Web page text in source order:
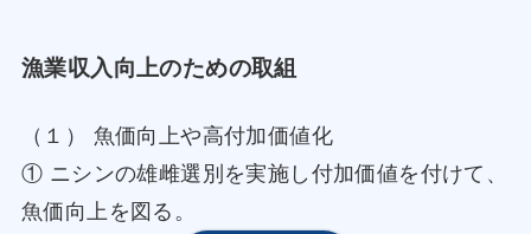
漁業収入向上のための取組
（１） 魚価向上や高付加価値化
① ニシンの雄雌選別を実施し付加価値を付けて、
魚価向上を図る。